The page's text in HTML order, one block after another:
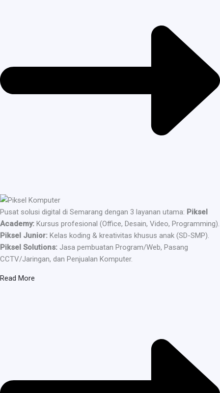
Pusat solusi digital di Semarang dengan 3 layanan utama: Piksel
Academy: Kursus profesional (Office, Desain, Video, Programming).
Piksel Junior: Kelas koding & kreativitas khusus anak (SD-SMP).
Piksel Solutions: Jasa pembuatan Program/Web, Pasang
CCTV/Jaringan, dan Penjualan Komputer.
Read More